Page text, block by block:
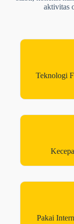
aktivitas
Teknologi
Pakai